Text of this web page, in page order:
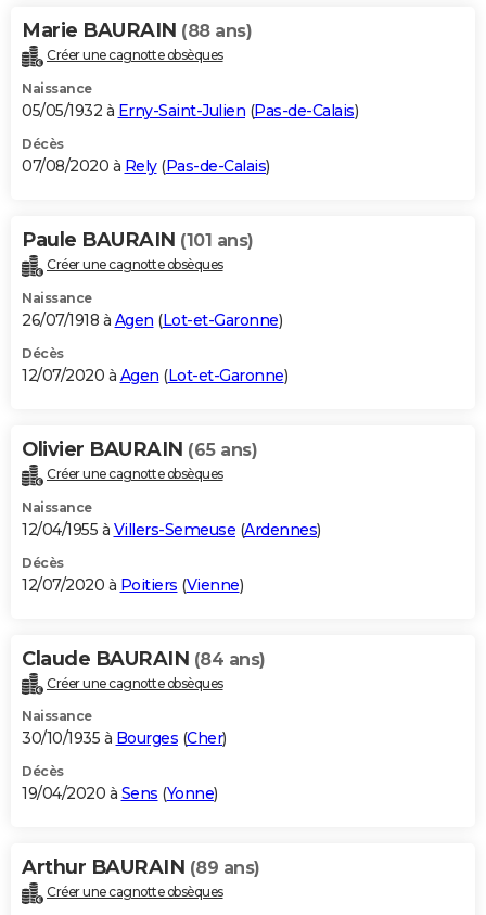
Marie BAURAIN (88 ans)
Créer une cagnotte obsèques
Naissance
05/05/1932 à Erny-Saint-Julien (Pas-de-Calais)
Décès
07/08/2020 à Rely(Pas-de-Calais)
Paule BAURAIN (101 ans)
Créer une cagnotte obsèques
Naissance
26/07/1918 à Agen (Lot-et-Garonne)
Décès
12/07/2020 à Agen (Lot-et-Garonne)
Olivier BAURAIN (65 ans)
Créer une cagnotte obsèques
Naissance
12/04/1955 à Villers-Semeuse (Ardennes)
Décès
12/07/2020 à Poitiers (Vienne)
Claude BAURAIN (84 ans)
Créer une cagnotte obsèques
Naissance
30/10/1935 à Bourges (Cher)
Décès
19/04/2020 à Sens (Yonne)
Arthur BAURAIN (89 ans)
Créer une cagnotte obsèques